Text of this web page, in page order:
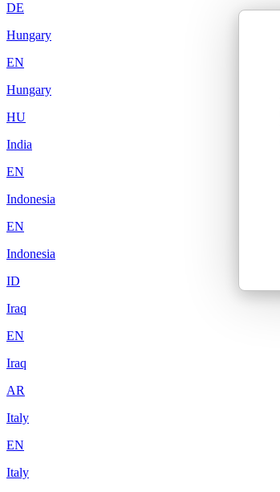
DE
Hungary
EN
Hungary
HU
India
EN
Indonesia
EN
Indonesia
ID
Iraq
EN
Iraq
AR
Italy
EN
Italy